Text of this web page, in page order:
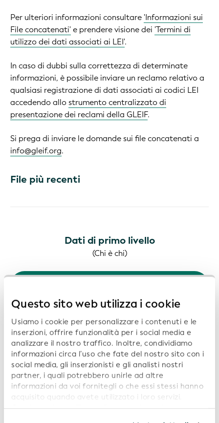
Questo sito web utilizza i cookie
Usiamo i cookie per personalizzare i contenuti e le
inserzioni, offrire funzionalità per i social media e
analizzare il nostro traffico. Inoltre, condividiamo
informazioni circa l’uso che fate del nostro sito con i
social media, gli inserzionisti e gli analisti nostri
partner, i quali potrebbero unirle ad altre
informazioni da voi fornitegli o che essi stessi hanno
acquisito quando avete utilizzato i loro servizi.
Continuando a utilizzare il nostro sito web,
Per ulteriori informazioni consultare 'Informazioni sui
File concatenati' e prendere visione dei 'Termini di
utilizzo dei dati associati ai LEI'.
In caso di dubbi sulla correttezza di determinate
informazioni, è possibile inviare un reclamo relativo a
qualsiasi registrazione di dati associati ai codici LEI
accedendo allostrumento centralizzato di
presentazione dei reclami della GLEIF.
Si prega di inviare le domande sui file concatenati a
info@gleif.org.
File più recenti
Dati di primo livello
(Chi è chi)
Registri LEI
3396957 Registrazioni | 509.18 MB
Dati di secondo livello
(Chi detiene chi)
ScaricaRR-CDF v2.1
Concatenated File(2026-08-07)
Registrazioni delle relazioni